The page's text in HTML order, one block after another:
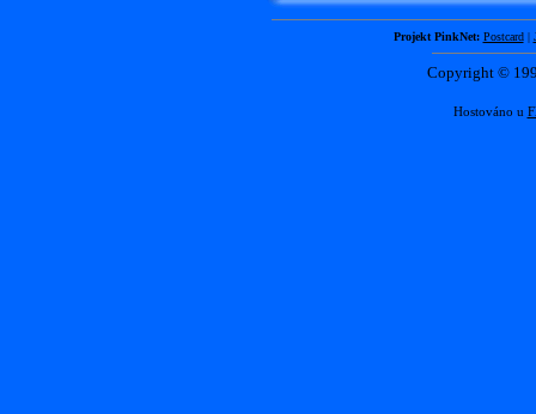
Projekt PinkNet: Postcard|
Copyright ©
Hostováno u